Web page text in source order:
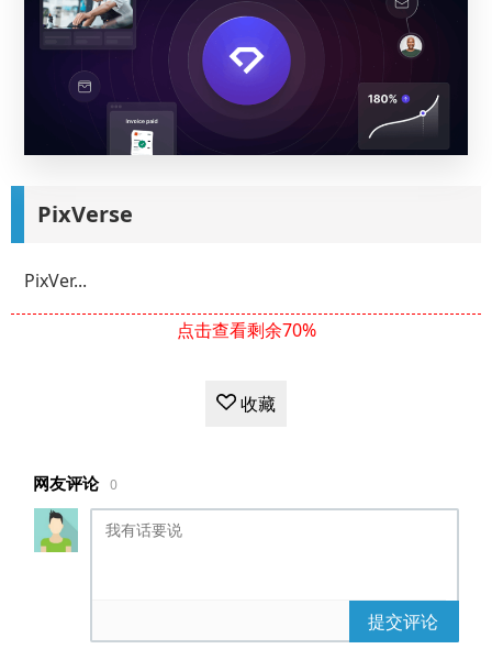
PixVerse
PixVer...
点击查看剩余70%
收藏
网友评论 0
提交评论